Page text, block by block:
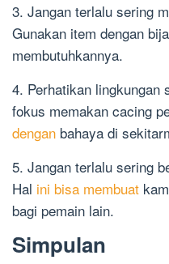
3. Jangan terlalu sering
Gunakan item dengan
membutuhkannya.
4. Perhatikan lingkungan
fokus memakan cacing
dengan bahaya di
5. Jangan terlalu sering
Hal ini bisa membuat
bagi pemain lain.
Simpulan